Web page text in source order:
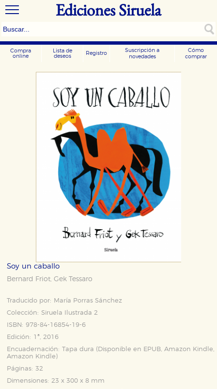
Ediciones Siruela
Compra
online
Lista de
deseos
Registro
Suscripción a
novedades
Cómo
comprar
Soy un caballo
Bernard Friot ,Gek Tessaro
Traducido por:
María Porras Sánchez
Colección: Siruela Ilustrada 2
ISBN: 978-84-16854-19-6
Edición: 1ª, 2016
Encuadernación: Tapa dura (Disponible en EPUB ,Amazon Kindle
Amazon Kindle )
Páginas: 32
Dimensiones: 23 x 300 x 8 mm